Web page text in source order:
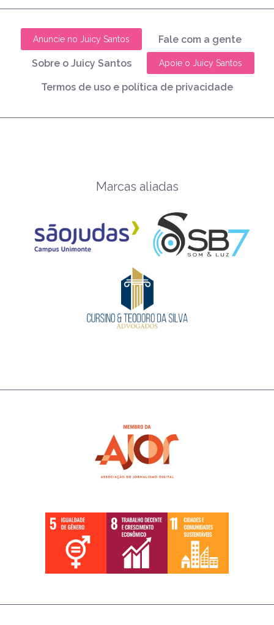
Anuncie no Juicy Santos Fale com a gente
Sobre o Juicy Santos Apoie o Juicy Santos
Termos de uso e política de privacidade
Marcas aliadas